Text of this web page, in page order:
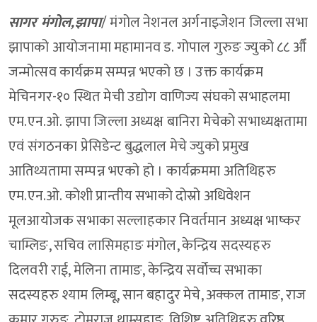
सागर मंगाेल,झापा/ मंगोल नेशनल अर्गनाइजेशन जिल्ला सभा
झापाको आयोजनामा महामानव ड. गोपाल गुरुङ ज्युको ८८ औँ
जन्मोत्सव कार्यक्रम सम्पन्न भएको छ । उक्त कार्यक्रम
मेचिनगर-१० स्थित मेची उद्योग वाणिज्य संघको सभाहलमा
एम.एन.ओ. झापा जिल्ला अध्यक्ष बानिरा मेचेको सभाध्यक्षतामा
एवं संगठनका प्रेसिडेन्ट बुद्धलाल मेचे ज्युको प्रमुख
आतिथ्यतामा सम्पन्न भएको हो । कार्यक्रममा अतिथिहरु
एम.एन.ओ. कोशी प्रान्तीय सभाको दोस्रो अधिवेशन
मूलआयोजक सभाका सल्लाहकार निवर्तमान अध्यक्ष भाष्कर
चाम्लिङ, सचिव लासिमहाङ मंगोल, केन्द्रिय सदस्यहरु
दिलवरी राई, मेलिना तामाङ, केन्द्रिय सर्वोच्च सभाका
सदस्यहरु श्याम लिम्बू, सान बहादुर मेचे, अक्कल तामाङ, राज